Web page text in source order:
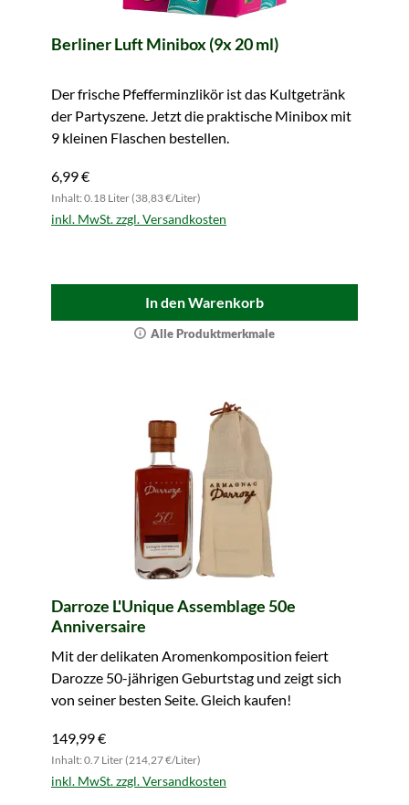
Berliner Luft Minibox (9x 20 ml)
Der frische Pfefferminzlikör ist das Kultgetränk
der Partyszene. Jetzt die praktische Minibox mit
9 kleinen Flaschen bestellen.
6,99 €
Inhalt: 0.18 Liter (38,83 €/Liter)
inkl. MwSt. zzgl. Versandkosten
In den Warenkorb
Alle Produktmerkmale
Darroze L'Unique Assemblage 50e
Anniversaire
Mit der delikaten Aromenkomposition feiert
Darozze 50-jährigen Geburtstag und zeigt sich
von seiner besten Seite. Gleich kaufen!
149,99 €
Inhalt: 0.7 Liter (214,27 €/Liter)
inkl. MwSt. zzgl. Versandkosten